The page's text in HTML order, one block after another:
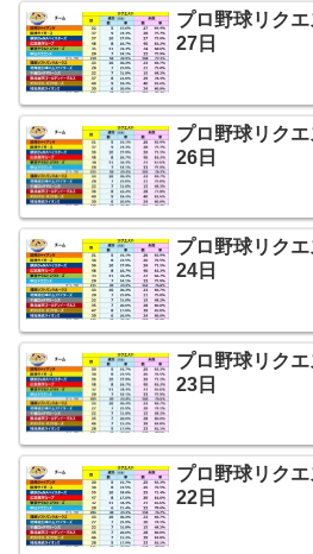
プロ野球リク
27日
プロ野球リク
26日
プロ野球リク
24日
プロ野球リク
23日
プロ野球リク
22日